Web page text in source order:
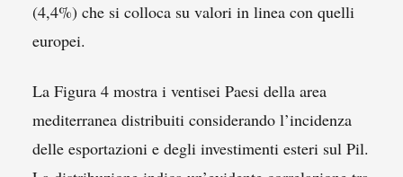
(4,4%) che si colloca su valori in linea con quelli
europei.
La Figura 4 mostra i ventisei Paesi della area
mediterranea distribuiti considerando l’incidenza
delle esportazioni e degli investimenti esteri sul Pil.